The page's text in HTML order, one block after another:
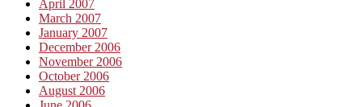
April 2007
March 2007
January 2007
December 2006
November 2006
October 2006
August 2006